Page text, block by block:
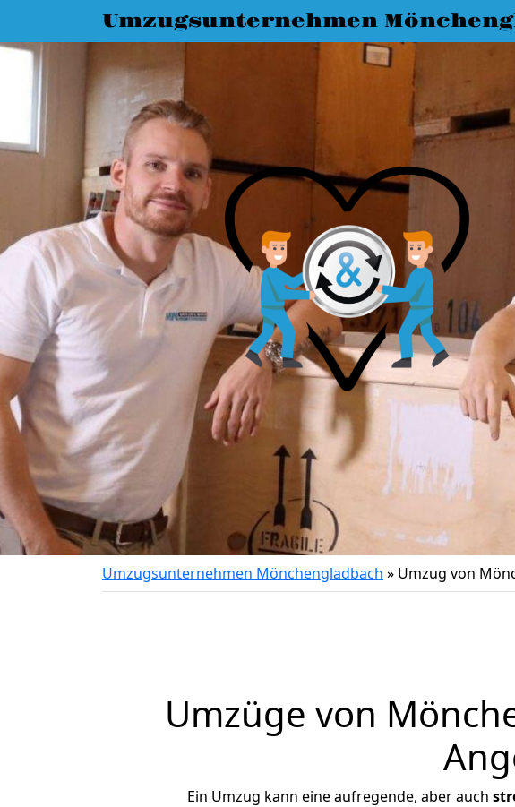
Umzugsunternehmen
Umzugsunternehmen Mönchengladbach » Umzug von
Umzüge von
Ein Umzug kann eine aufregende, aber auch